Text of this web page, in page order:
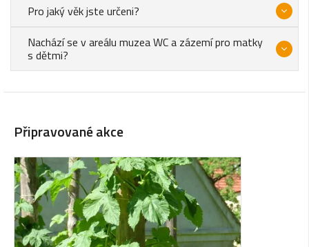
Pro jaký věk jste určeni?
Nachází se v areálu muzea WC a zázemí pro matky
s dětmi?
Připravované akce